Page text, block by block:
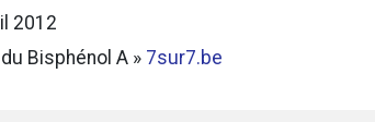
2012
Bisphénol A » 7sur7.be